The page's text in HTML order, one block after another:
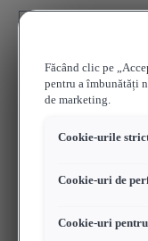
Făcând clic pe
pentru a îmbunătăți
de marketing.
Cookie-urile
Cookie-uri de
Cookie-uri